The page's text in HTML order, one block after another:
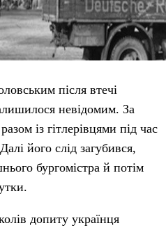
після втечі
невідомим. За
із гітлерівцями під час
його слід загубився,
бургомістра й потім
допиту українця